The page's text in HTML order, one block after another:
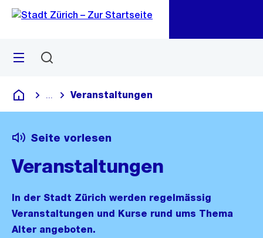
Navigation
Sprunglink
Menü
Deutsch
Blende alle Breadcrumbs ein
Veranstaltungen
Seite vorlesen
Veranstaltungen
In der Stadt Zürich werden regelmässig
Veranstaltungen und Kurse rund ums Thema
Alter angeboten.